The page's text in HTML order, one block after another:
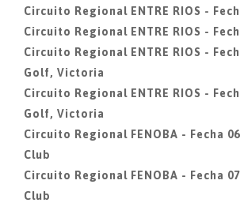
Circuito Regional ENTRE RIOS -
Circuito Regional ENTRE RIOS -
Circuito Regional ENTRE RIOS -
Golf, Victoria
Circuito Regional ENTRE RIOS -
Golf, Victoria
Circuito Regional FENOBA - Fecha
Club
Circuito Regional FENOBA - Fecha
Club